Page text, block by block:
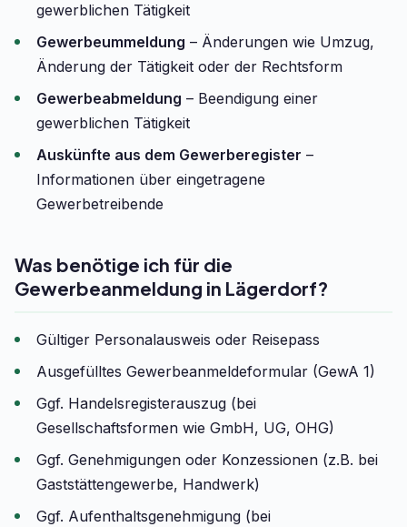
gewerblichen Tätigkeit
Gewerbeummeldung – Änderungen wie Umzug,
Änderung der Tätigkeit oder der Rechtsform
Gewerbeabmeldung – Beendigung einer
gewerblichen Tätigkeit
Auskünfte aus dem Gewerberegister –
Informationen über eingetragene
Gewerbetreibende
Was benötige ich für die
Gewerbeanmeldung in Lägerdorf?
Gültiger Personalausweis oder Reisepass
Ausgefülltes Gewerbeanmeldeformular (GewA 1)
Ggf. Handelsregisterauszug (bei
Gesellschaftsformen wie GmbH, UG, OHG)
Ggf. Genehmigungen oder Konzessionen (z.B. bei
Gaststättengewerbe, Handwerk)
Ggf. Aufenthaltsgenehmigung (bei